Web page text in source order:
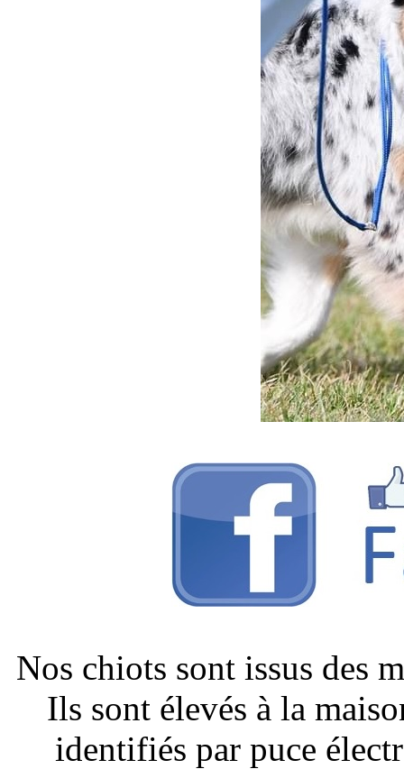
Nos chiots sont issus des
Ils sont élevés à la
identifiés par puce